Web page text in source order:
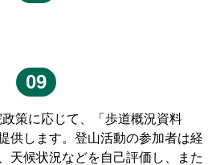
09
策に応じて、「歩道概況資料
供します。登山活動の参加者は経
天候状況などを自己評価し、また